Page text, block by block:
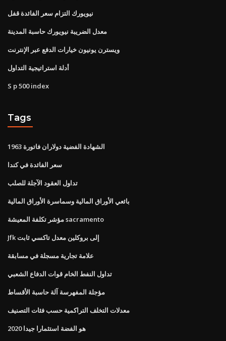
نيويورك التزام سعر الفائدة قفل
معدل الضريبة نيويورك حاسبة المدينة
ويسترن يونيون خيارات الدفع عبر الإنترنت
أدلة استراتيجية التداول
S p 500 index
Tags
الشهادة الفضية دولاران فاتورة 1963
سعر الفائدة في كندا
تداول العقود الآجلة للصلب
بائعي الأوراق المالية وسماسرة الأوراق المالية
مؤشر تكلفة المعيشة sacramento
Jfk إلى بروكلين معدل تاكسي ثابت
علامة تجارية مسجلة في مسابقة
تداول النفط الخام قوات الدفاع الشعبي
مؤجلة المفهرسة آلة حاسبة الأقساط
معدلات التخلف التراكمية حسب فئات التصنيف
هو الفضة استثمارا جيدا 2020